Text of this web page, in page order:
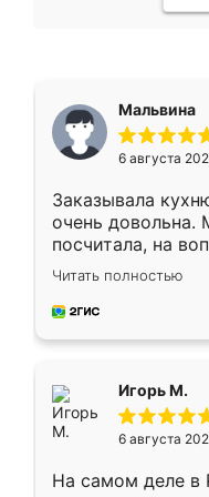
Мальвина
6 августа
Заказывала
очень довольна.
посчитала, на
Замерщик
делу со всей
за день, ребята
Читать полностью
Игорь М.
6 августа
На самом деле в